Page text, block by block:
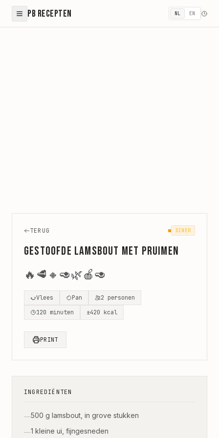
PB Recepten NL EN
TERUG DINER
Gestoofde lamsbout met pruimen
🔥 🥩 🔸 🥑🌿🍎🥑
Vlees Pan 2 personen
120 minuten ±420 kcal
PRINT
INGREDIËNTEN
—500 g lamsbout, in grove stukken
—1 kleine ui, fijngesneden